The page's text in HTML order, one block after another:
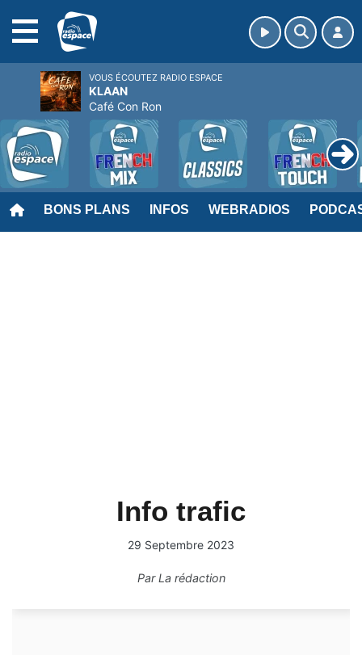
BONS PLANS INFOS WEBRADIOS
Info trafic
29 Septembre 2023
ParLa rédaction
VOUS ÉCOUTEZ RADIO ESPACE
KLAAN
Café Con Ron